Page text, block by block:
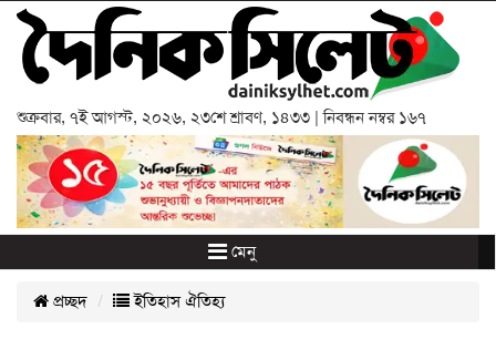
শুক্রবার, ৭ই আগস্ট, ২০২৬, ২৩শে শ্রাবণ, ১৪৩৩ | নিবন্ধন নম্বর ১৬৭
মেনু
প্রচ্ছদ ইতিহাস ঐতিহ্য